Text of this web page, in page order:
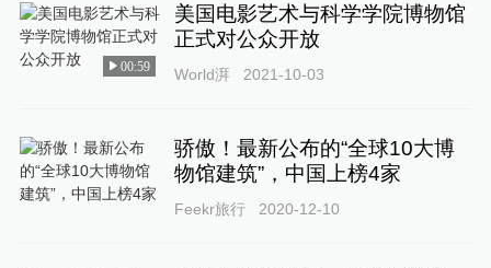
00:59
美国电影艺术与科学学院博物馆
正式对公众开放
World湃 2021-10-03
骄傲！最新公布的“全球10大博
物馆建筑”，中国上榜4家
Feekr旅行 2020-12-10